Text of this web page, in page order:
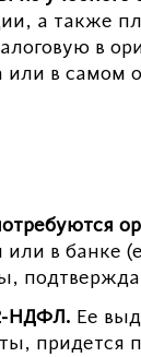
а также
в
или в самом
или в банке
НДФЛ. Ее
придется